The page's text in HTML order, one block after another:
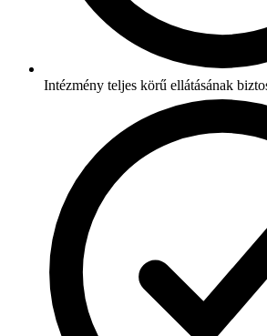
Intézmény teljes körű ellátásának